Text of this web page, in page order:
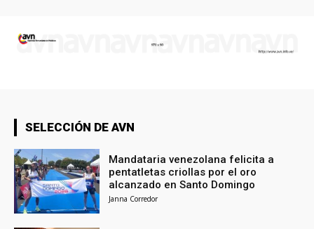
SELECCIÓN DE AVN
Mandataria venezolana felicita a
pentatletas criollas por el oro
alcanzado en Santo Domingo
Janna Corredor